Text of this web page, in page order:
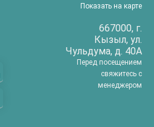
Показать на карте
667000, г.
Кызыл, ул.
Чульдума, д. 40А
Перед посещением
свяжитесь с
менеджером